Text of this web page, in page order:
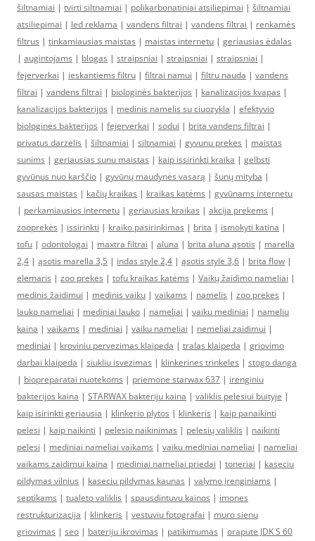
šiltnamiai | tvirti siltnamiai | polikarbonatiniai atsiliepimai | šiltnamiai
atsiliepimai | led reklama | vandens filtrai | vandens filtrai | renkamės
filtrus | tinkamiausias maistas | maistas internetu | geriausias ėdalas
| augintojams | blogas | straipsniai | straipsniai | straipsniai |
fejerverkai | ieskantiems filtru | filtrai namui | filtru nauda | vandens
filtrai | vandens filtrai | biologinės bakterijos | kanalizacijos kvapas |
kanalizacijos bakterijos | medinis namelis su ciuozykla | efektyvio
biologinės bakterijos | fejerverkai | sodui | brita vandens filtrai |
privatus darzelis | šiltnamiai | siltnamiai | gyvunu prekes | maistas
sunims | geriausias sunu maistas | kaip issirinkti kraika | gelbsti
gyvūnus nuo karščio | gyvūnų maudynės vasarą | šunų mityba |
sausas maistas | kačių kraikas | kraikas katėms | gyvūnams internetu
| perkamiausios internetu | geriausias kraikas | akcija prekems |
zooprekės | issirinkti | kraiko pasirinkimas | brita | ismokyti katina |
tofu | odontologai | maxtra filtrai | aluna | brita aluna ąsotis | marella
2,4 | ąsotis marella 3,5 | indas style 2,4 | ąsotis style 3,6 | brita flow |
elemaris | zoo prekes | tofu kraikas katėms | Vaikų žaidimo nameliai |
medinis žaidimui | medinis vaiku | vaikams | namelis | zoo prekes |
lauko nameliai | mediniai lauko | nameliai | vaiku mediniai | nameliu
kaina | vaikams | mediniai | vaiku nameliai | nemeliai zaidimui |
mediniai | kroviniu pervezimas klaipeda | tralas klaipeda | griovimo
darbai klaipeda | siukliu isvezimas | klinkerines trinkeles | stogo danga
| biopreparatai nuotekoms | priemone starwax 637 | irenginiu
bakterijos kaina | STARWAX bakteriju kaina | valiklis pelesiui buityje |
kaip isirinkti geriausia | klinkerio plytos | klinkeris | kaip panaikinti
pelesi | kaip naikinti | pelesio naikinimas | pelesių valiklis | naikinti
pelesi | mediniai nameliai vaikams | vaiku mediniai nameliai | nameliai
vaikams zaidimui kaina | mediniai nameliai priedai | toneriai | kaseciu
pildymas vilnius | kaseciu pildymas kaunas | valymo įrenginiams |
septikams | tualeto valiklis | spausdintuvu kainos | imones
restrukturizacija | klinkeris | vestuviu fotografai | muro sienu
griovimas | seo | bateriju ikrovimas | patikimumas | orapute JDK S 60